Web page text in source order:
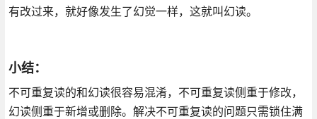
有改过来，就好像发生了幻觉一样，这就叫幻读。
小结：
不可重复读的和幻读很容易混淆，不可重复读侧重于修改，
幻读侧重于新增或删除。解决不可重复读的问题只需锁住满